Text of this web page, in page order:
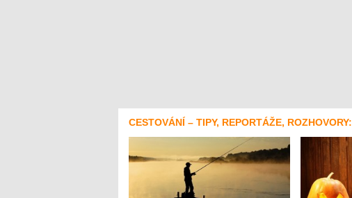
CESTOVÁNÍ – TIPY, REPORTÁŽE, ROZHOVORY: